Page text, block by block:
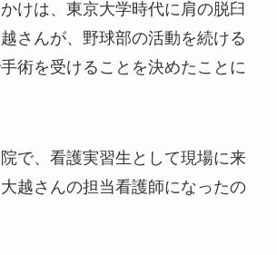
けは、東京大学時代に肩の脱臼
さんが、野球部の活動を続ける
術を受けることを決めたことに
で、看護実習生として現場に来
越さんの担当看護師になったの